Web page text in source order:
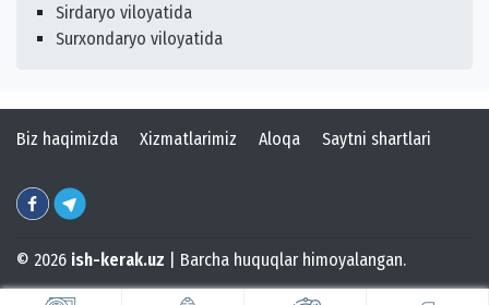
Sirdaryo viloyatida
Surxondaryo viloyatida
Biz haqimizda Xizmatlarimiz Aloqa Saytni shartlari
© 2026 ish-kerak.uz | Barcha huquqlar himoyalangan.